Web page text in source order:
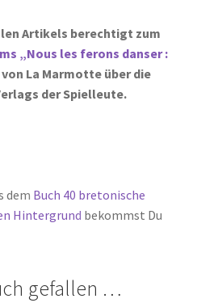
Artikels berechtigt zum
„Nous les ferons danser :
von La Marmotte über die
der Spielleute.
dem Buch 40 bretonische
Hintergrund bekommst Du
gefallen …